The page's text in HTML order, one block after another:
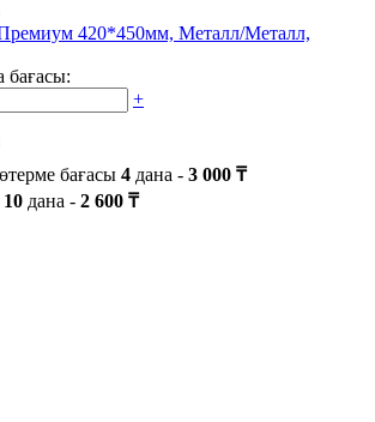
420*450мм, Металл/Металл,
бағасы:
+
бағасы 4 дана - 3 000 ₸
10 дана - 2 600 ₸